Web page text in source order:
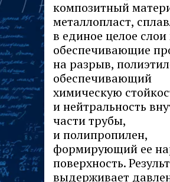
композитный
металлопласт,
в единое целое
обеспечивающие
на разрыв,
обеспечивающий
химическую
и нейтральность
части трубы,
и полипропилен,
формирующий ее
поверхность.
выдерживает